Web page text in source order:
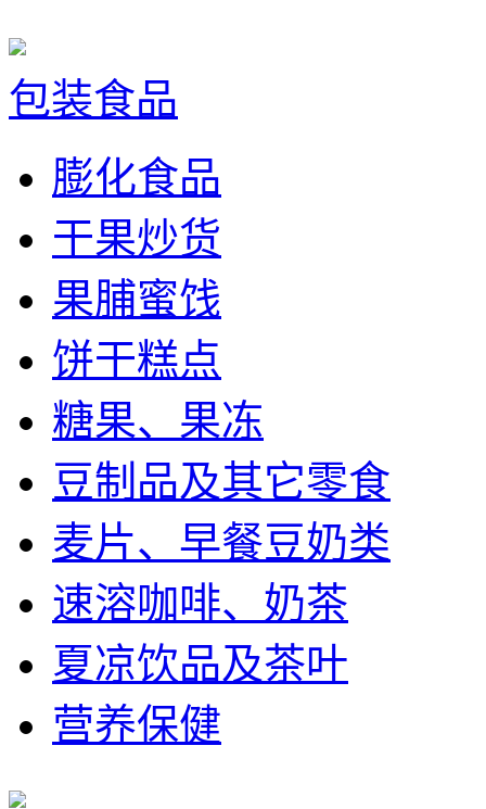
包装食品
膨化食品
干果炒货
果脯蜜饯
饼干糕点
糖果、果冻
豆制品及其它零食
麦片、早餐豆奶类
速溶咖啡、奶茶
夏凉饮品及茶叶
营养保健